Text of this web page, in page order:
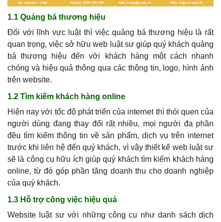
1.1 Quảng bá thương hiệu
Đối với lĩnh vực luật thì việc quảng bá thương hiệu là rất
quan trọng, việc sở hữu web luật sư giúp quý khách quảng
bá thương hiệu đến với khách hàng một cách nhanh
chóng và hiệu quả thông qua các thông tin, logo, hình ảnh
trên website.
1.2 Tìm kiếm khách hàng online
Hiện nay với tốc độ phát triển của internet thì thói quen của
người dùng đang thay đổi rất nhiều, mọi người đa phần
đều tìm kiếm thông tin về sản phẩm, dịch vụ trên internet
trước khi liên hệ đến quý khách, vì vậy thiết kế web luật sư
sẽ là công cụ hữu ích giúp quý khách tìm kiếm khách hàng
online, từ đó góp phần tăng doanh thu cho doanh nghiệp
của quý khách.
1.3 Hỗ trợ công việc hiệu quả
Website luật sư với những công cụ như danh sách dịch